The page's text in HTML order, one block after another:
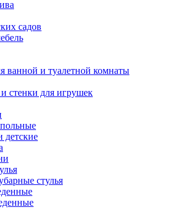
садов
ванной и туалетной комнаты
стенки для игрушек
стулья